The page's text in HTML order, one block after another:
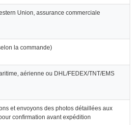
Union, assurance commerciale
la commande)
aérienne ou DHL/FEDEX/TNT/EMS
et envoyons des photos détaillées aux
confirmation avant expédition